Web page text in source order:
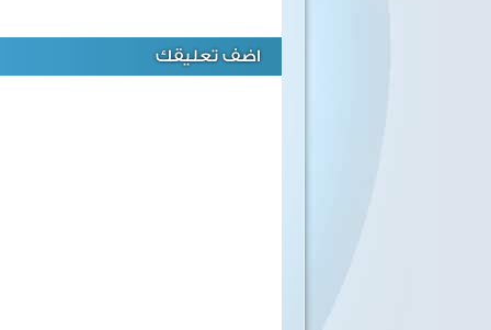
اضف تعليقك